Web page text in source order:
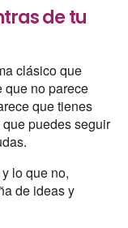
de tu
clásico que
que no parece
que tienes
puedes seguir
lo que no,
de ideas y